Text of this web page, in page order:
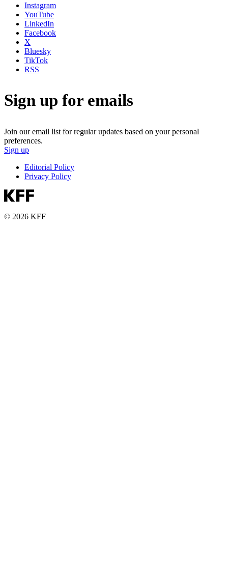
Instagram
YouTube
LinkedIn
Facebook
X
Bluesky
TikTok
RSS
Sign up for emails
Join our email list for regular updates based on your personal
preferences.
Sign up
Editorial Policy
Privacy Policy
© 2026 KFF